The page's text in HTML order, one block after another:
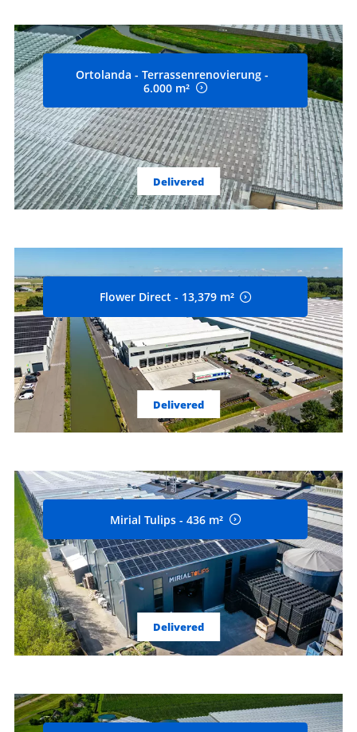
Ortolanda - Terrassenrenovierung -
6.000 m²
Delivered
Flower Direct - 13,379 m²
Delivered
Mirial Tulips - 436 m²
Delivered